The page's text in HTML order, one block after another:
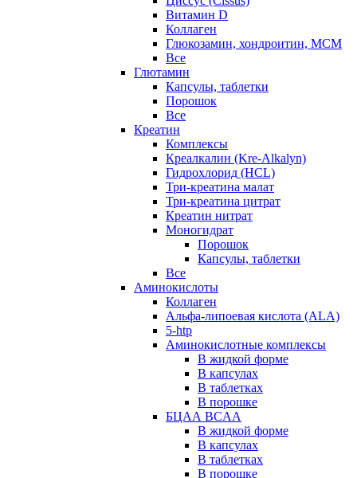
Витамин D
Коллаген
Глюкозамин, хондроитин, МСМ
Все
Глютамин
Капсулы, таблетки
Порошок
Все
Креатин
Комплексы
Креалкалин (Kre-Alkalyn)
Гидрохлорид (HCL)
Три-креатина малат
Три-креатина цитрат
Креатин нитрат
Моногидрат
Порошок
Капсулы, таблетки
Все
Аминокислоты
Коллаген
Альфа-липоевая кислота (ALA)
5-htp
Аминокислотные комплексы
В жидкой форме
В капсулах
В таблетках
В порошке
БЦАА BCAA
В жидкой форме
В капсулах
В таблетках
В порошке